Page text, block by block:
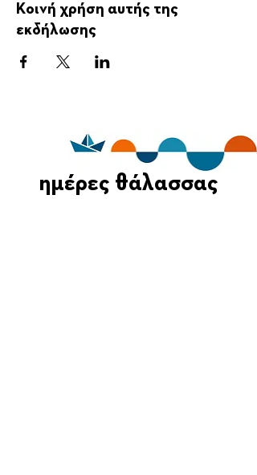
Κοινή χρήση αυτής της
εκδήλωσης
ημέρες θάλασσας